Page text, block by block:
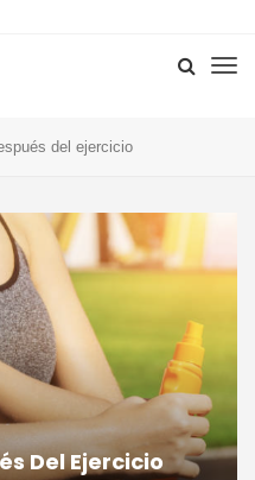
del ejercicio
Del Ejercicio